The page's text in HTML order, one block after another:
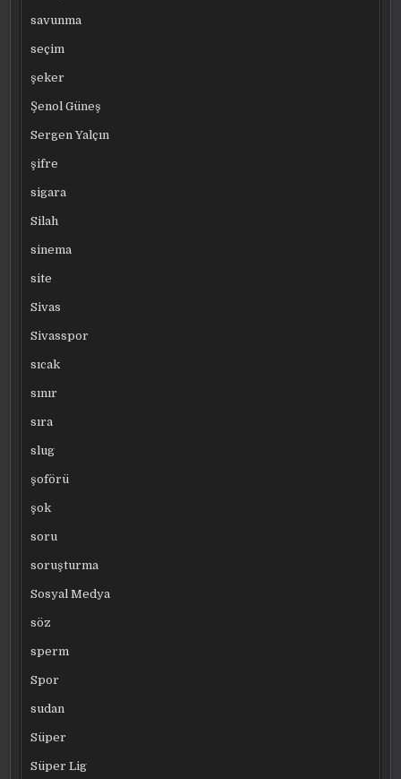
savunma
seçim
şeker
Şenol Güneş
Sergen Yalçın
şifre
sigara
Silah
sinema
site
Sivas
Sivasspor
sıcak
sınır
sıra
slug
şoförü
şok
soru
soruşturma
Sosyal Medya
söz
sperm
Spor
sudan
Süper
Süper Lig